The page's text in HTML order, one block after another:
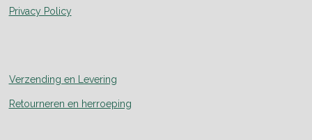
Privacy Policy
Verzending en Levering
Retourneren en herroeping